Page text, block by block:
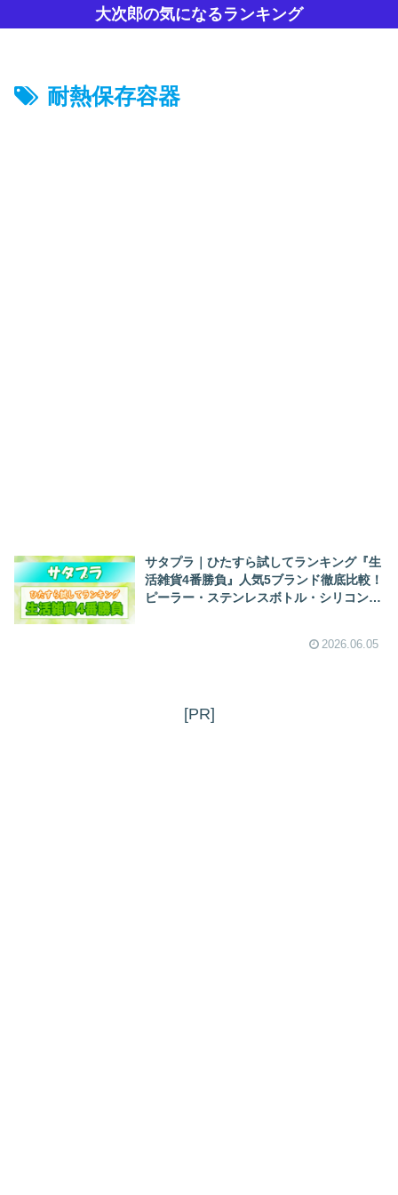
大次郎の気になるランキング
耐熱保存容器
サタプラ｜ひたすら試してランキング『生
活雑貨4番勝負』人気5ブランド徹底比較！
ピーラー・ステンレスボトル・シリコンス
2026.06.05
[PR]